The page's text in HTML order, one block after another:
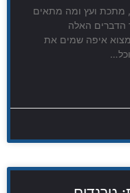
מתכת ועץ ומה מתאים
הדברים האלה
איפה שמים את